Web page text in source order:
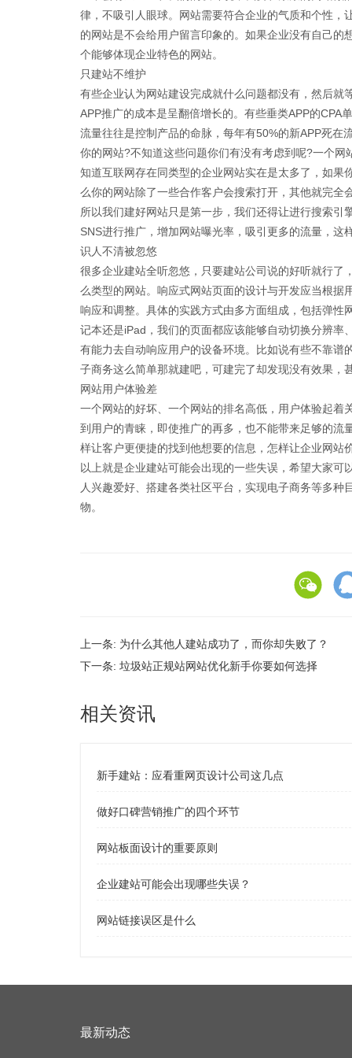
律，不吸引人眼球。网站需要符合企业的气质和个性
的网站是不会给用户留言印象的。如果企业没有自己
个能够体现企业特色的网站。
只建站不维护
有些企业认为网站建设完成就什么问题都没有，然后
APP推广的成本是呈翻倍增长的。有些垂类APP的
流量往往是控制产品的命脉，每年有50%的新APP死
你的网站?不知道这些问题你们有没有考虑到呢?一个网
知道互联网存在同类型的企业网站实在是太多了，如
么你的网站除了一些合作客户会搜索打开，其他就完全
所以我们建好网站只是第一步，我们还得让进行搜索
SNS进行推广，增加网站曝光率，吸引更多的流量，这
识人不清被忽悠
很多企业建站全听忽悠，只要建站公司说的好听就行
么类型的网站。 响应式网站页面的设计与开发应当根据
响应和调整。具体的实践方式由多方面组成，包括弹
记本还是iPad，我们的页面都应该能够自动切换分辨
有能力去自动响应用户的设备环境。比如说有些不靠
子商务这么简单那就建吧，可建完了却发现没有效果，
网站用户体验差
一个网站的好坏、一个网站的排名高低，用户体验起
到用户的青睐，即使推广的再多，也不能带来足够的
样让客户更便捷的找到他想要的信息，怎样让企业网
以上就是企业建站可能会出现的一些失误，希望大家可
人兴趣爱好、搭建各类社区平台，实现电子商务等多种
物。
上一条: 为什么其他人建站成功了，而你却失败了？
下一条: 垃圾站正规站网站优化新手你要如何选择
相关资讯
新手建站：应看重网页设计公司这几点
做好口碑营销推广的四个环节
网站板面设计的重要原则
企业建站可能会出现哪些失误？
网站链接误区是什么
最新动态